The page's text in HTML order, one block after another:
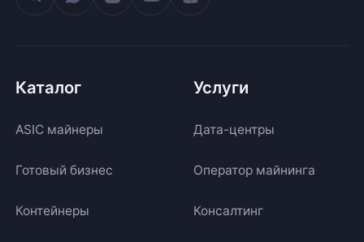
Каталог
ASIC майнеры
Готовый бизнес
Контейнеры
Услуги
Дата-центры
Оператор майнинга
Консалтинг